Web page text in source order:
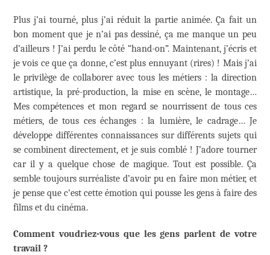
Plus j’ai tourné, plus j’ai réduit la partie animée. Ça fait un
bon moment que je n’ai pas dessiné, ça me manque un peu
d’ailleurs ! J’ai perdu le côté “hand-on”. Maintenant, j’écris et
je vois ce que ça donne, c’est plus ennuyant (rires) ! Mais j’ai
le privilège de collaborer avec tous les métiers : la direction
artistique, la pré-production, la mise en scène, le montage…
Mes compétences et mon regard se nourrissent de tous ces
métiers, de tous ces échanges : la lumière, le cadrage… Je
développe différentes connaissances sur différents sujets qui
se combinent directement, et je suis comblé ! J’adore tourner
car il y a quelque chose de magique. Tout est possible. Ça
semble toujours surréaliste d’avoir pu en faire mon métier, et
je pense que c’est cette émotion qui pousse les gens à faire des
films et du cinéma.
Comment voudriez-vous que les gens parlent de votre
travail ?